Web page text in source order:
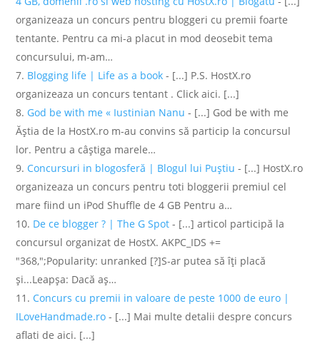
organizeaza un concurs pentru bloggeri cu premii foarte
tentante. Pentru ca mi-a placut in mod deosebit tema
concursului, m-am…
Blogging life | Life as a book - [...] P.S. HostX.ro
organizeaza un concurs tentant . Click aici. [...]
God be with me « Iustinian Nanu - [...] God be with me
Ăștia de la HostX.ro m-au convins să particip la concursul
lor. Pentru a câștiga marele…
Concursuri in blogosferă | Blogul lui Puștiu - [...] HostX.ro
organizeaza un concurs pentru toti bloggerii premiul cel
mare fiind un iPod Shuffle de 4 GB Pentru a…
De ce blogger ? | The G Spot - [...] articol participă la
concursul organizat de HostX. AKPC_IDS +=
"368,";Popularity: unranked [?]S-ar putea să îţi placă
şi...Leapşa: Dacă aş…
Concurs cu premii in valoare de peste 1000 de euro |
ILoveHandmade.ro - [...] Mai multe detalii despre concurs
aflati de aici. [...]